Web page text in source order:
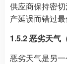
供应商保持密
产延误而错过最
1.5.2 恶劣天气
恶劣天气是另